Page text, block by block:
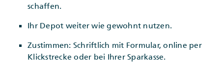
schaffen.
Ihr Depot weiter wie gewohnt nutzen.
Zustimmen: Schriftlich mit Formular, online per
Klickstrecke oder bei Ihrer Sparkasse.